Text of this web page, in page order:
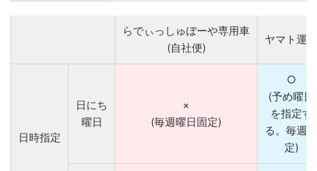
らでぃっしゅぼーや専用車
(自社便)
ヤマト運輸
日時指定
日にち
曜日
×
(毎週曜日固定)
○
(予め曜日
を指定す
る。毎週固
定)